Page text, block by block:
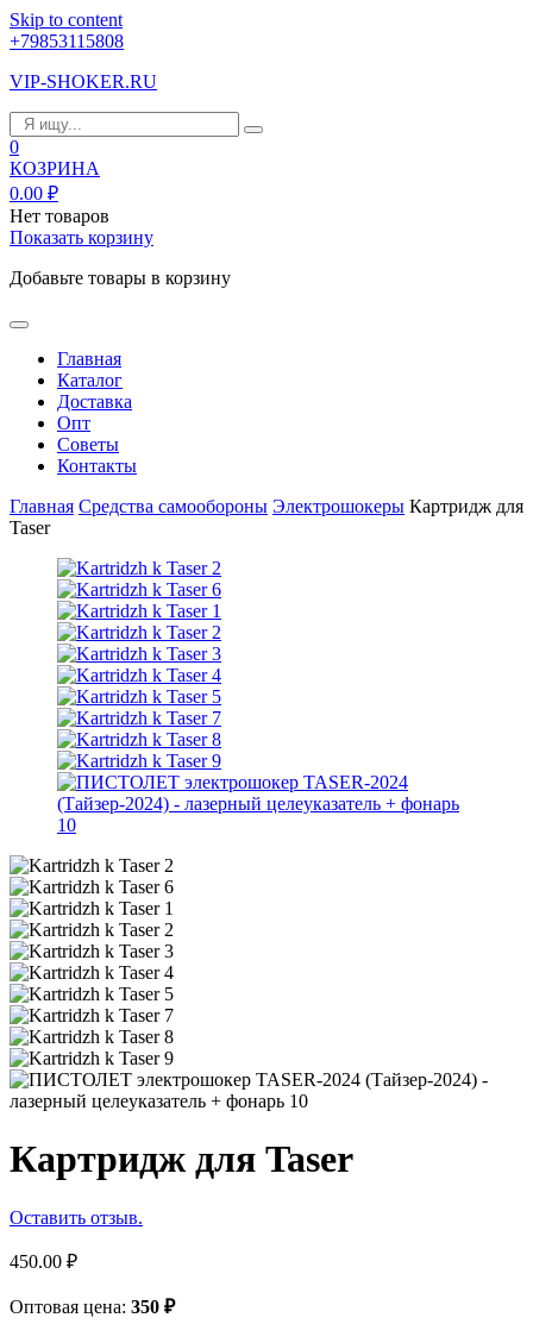
Skip to content
+79853115808
VIP-SHOKER.RU
0
КОЗРИНА
0.00 ₽
Нет товаров
Показать корзину
Добавьте товары в корзину
Главная
Каталог
Доставка
Опт
Советы
Контакты
Главная Средства самообороны Электрошокеры Картридж для
Taser
Картридж для Taser
Оставить отзыв.
450.00 ₽
Оптовая цена: 350 ₽